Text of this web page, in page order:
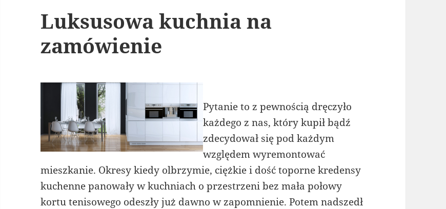
Luksusowa kuchnia na
zamówienie
Pytanie to z pewnością dręczyło
każdego z nas, który kupił bądź
zdecydował się pod każdym
względem wyremontować
mieszkanie. Okresy kiedy olbrzymie, ciężkie i dość toporne kredensy
kuchenne panowały w kuchniach o przestrzeni bez mała połowy
kortu tenisowego odeszły już dawno w zapomnienie. Potem nadszedł